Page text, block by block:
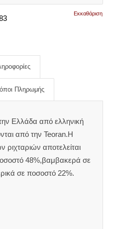
Εκκαθάριση
Πληρωμής
Ελλάδα από ελληνική
από την Teoran.Η
αποτελείται
48%,βαμβακερά σε
σε ποσοστό 22%.